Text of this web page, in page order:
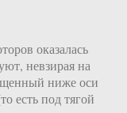
оказалась
невзирая на
ниже оси
есть под тягой